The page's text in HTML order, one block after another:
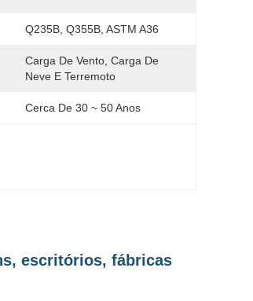
Q235B, Q355B, ASTM A36
Carga De Vento, Carga De
Neve E Terremoto
Cerca De 30 ~ 50 Anos
escritórios, fábricas